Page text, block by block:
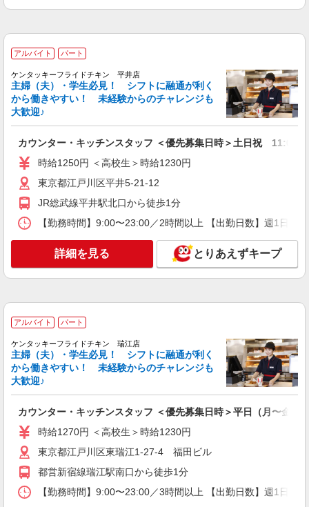
(試用期間2ヶ月) 残業が発生した場合、残業代を1
キープ 詳細を見る
アルバイト パート
そんぽの家 葛西
時給1290円〜1340円 ※経験等による ★希望収
入がありましたら、ご相談いただければ希望条件
に合うかの確認もいたします。 ★時間外手当別途
支給 ★上記金額は働きがい向上手当を含みます。
★働きがい向上手当※26年6月改定（地域により異
東京都江戸川区東葛西5丁目33-7
正社員
コンパスグループ・ジャパン株式会社 39206_f
38万円(試用期間3ヶ月) 残業が発生した場合、残業
想定年収（理論年収＋残業20H/月）
4,723,256〜5,982,791円 ※給与は経験や前職給与
に応じて決定します。
キープ 詳細を見る
アルバイト パート
SOMPOケア ラヴィーレ 一之江
給（5:00〜8:00）時給＋100円 ★希望収入があり
ましたら、ご相談いただければ希望条件に合うか
の確認もいたします。 ★時間外手当別途支給 ★上
記金額は働きがい向上手当を含みます。 ★働きが
東京都江戸川区西一之江4丁目5-2
詳細を見る
アルバイト パート
ケンタッキーフライドチキン 平井店
主婦（夫）・学生必見！ シフトに融通が利く
から働きやすい！ 未経験からのチャレンジも
大歓迎♪
カウンター・キッチンスタッフ ＜優先募集日時＞土日祝 11:00
時給1250円 ＜高校生＞時給1230円
東京都江戸川区平井5-21-12
JR総武線平井駅北口から徒歩1分
【勤務時間】9:00〜23:00／2時間以上 【出勤日数】週1日
詳細を見る とりあえずキープ
アルバイト パート
ケンタッキーフライドチキン 瑞江店
主婦（夫）・学生必見！ シフトに融通が利く
から働きやすい！ 未経験からのチャレンジも
大歓迎♪
カウンター・キッチンスタッフ ＜優先募集日時＞平日（月〜金
時給1270円 ＜高校生＞時給1230円
東京都江戸川区東瑞江1-27-4 福田ビル
都営新宿線瑞江駅南口から徒歩1分
【勤務時間】9:00〜23:00／3時間以上 【出勤日数】週1日